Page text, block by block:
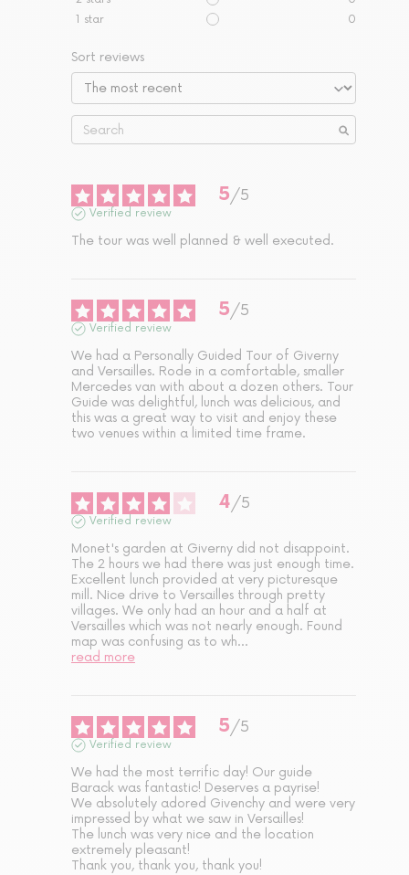
1 star 0
Sort reviews
5/5
Verified review
The tour was well planned & well executed.
5/5
Verified review
We had a Personally Guided Tour of Giverny
and Versailles. Rode in a comfortable, smaller
Mercedes van with about a dozen others. Tour
Guide was delightful, lunch was delicious, and
this was a great way to visit and enjoy these
two venues within a limited time frame.
4/5
Verified review
Monet's garden at Giverny did not disappoint.
The 2 hours we had there was just enough time.
Excellent lunch provided at very picturesque
mill. Nice drive to Versailles through pretty
villages. We only had an hour and a half at
Versailles which was not nearly enough. Found
map was confusing as to wh...
read more
5/5
Verified review
We had the most terrific day! Our guide
Barack was fantastic! Deserves a payrise!
We absolutely adored Givenchy and were very
impressed by what we saw in Versailles!
The lunch was very nice and the location
extremely pleasant!
Thank you, thank you, thank you!